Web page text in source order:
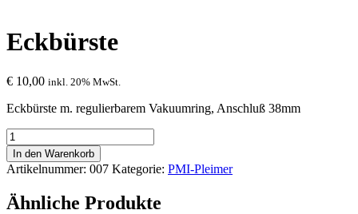
Eckbürste
€ 10,00 inkl. 20% MwSt.
Eckbürste m. regulierbarem Vakuumring, Anschluß 38mm
Eckbürste
Menge
In den Warenkorb
Artikelnummer: 007 Kategorie: PMI-Pleimer
Ähnliche Produkte